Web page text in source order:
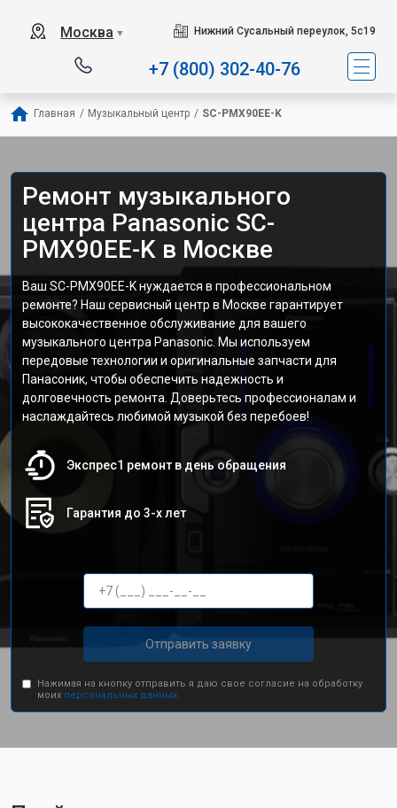
Москва ▼ Нижний Сусальный переулок, 5с19
+7 (800) 302-40-76
Главная / Музыкальный центр / SC-PMX90EE-K
Ремонт музыкального
центра Panasonic SC-
PMX90EE-K в Москве
Ваш SC-PMX90EE-K нуждается в профессиональном
ремонте? Наш сервисный центр в Москве гарантирует
высококачественное обслуживание для вашего
музыкального центра Panasonic. Мы используем
передовые технологии и оригинальные запчасти для
Панасоник, чтобы обеспечить надежность и
долговечность ремонта. Доверьтесь профессионалам и
наслаждайтесь любимой музыкой без перебоев!
Экспрес1 ремонт в день обращения
Гарантия до 3-х лет
Отправить заявку
Нажимая на кнопку отправить я даю свое согласие на обработку
моих персональных данных.